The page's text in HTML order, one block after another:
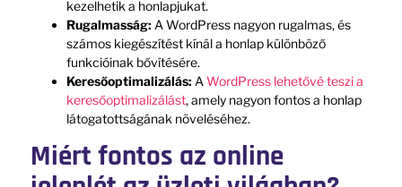
kezelhetik a honlapjukat.
Rugalmasság: A WordPress nagyon rugalmas, és
számos kiegészítést kínál a honlap különböző
funkcióinak bővítésére.
Keresőoptimalizálás: AWordPress lehetővé teszi a
keresőoptimalizálást, amely nagyon fontos a honlap
látogatottságának növeléséhez.
Miért fontos az online